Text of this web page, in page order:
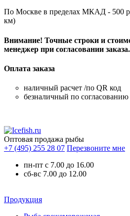
По Москве в пределах МКАД - 500
км)
Внимание! Точные строки и
менеджер при согласовании заказа.
Оплата заказа
наличный расчет /по QR код
безналичный по
Оптовая продажа рыбы
+7 (495) 255 28 07 Перезвоните мне
пн-пт с 7.00 до 16.00
сб-вс 7.00 до 12.00
Продукция